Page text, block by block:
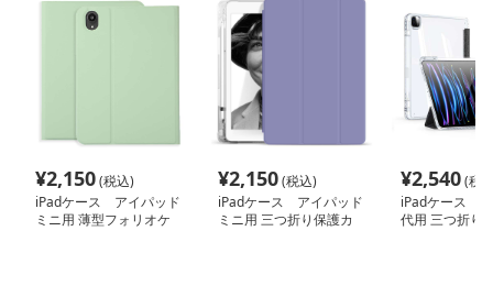
¥2,150(税込)
iPadケース アイパッド
ミニ用 薄型フォリオケ
¥2,150(税込)
iPadケース アイパッド
ミニ用 三つ折り保護カ
¥2,540(税
iPadケース
代用 三つ折り